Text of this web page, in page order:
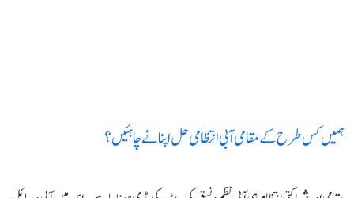
ہمیں کس طرح کے مقامی آبی انتظامی حل اپنانے چاہئیں؟